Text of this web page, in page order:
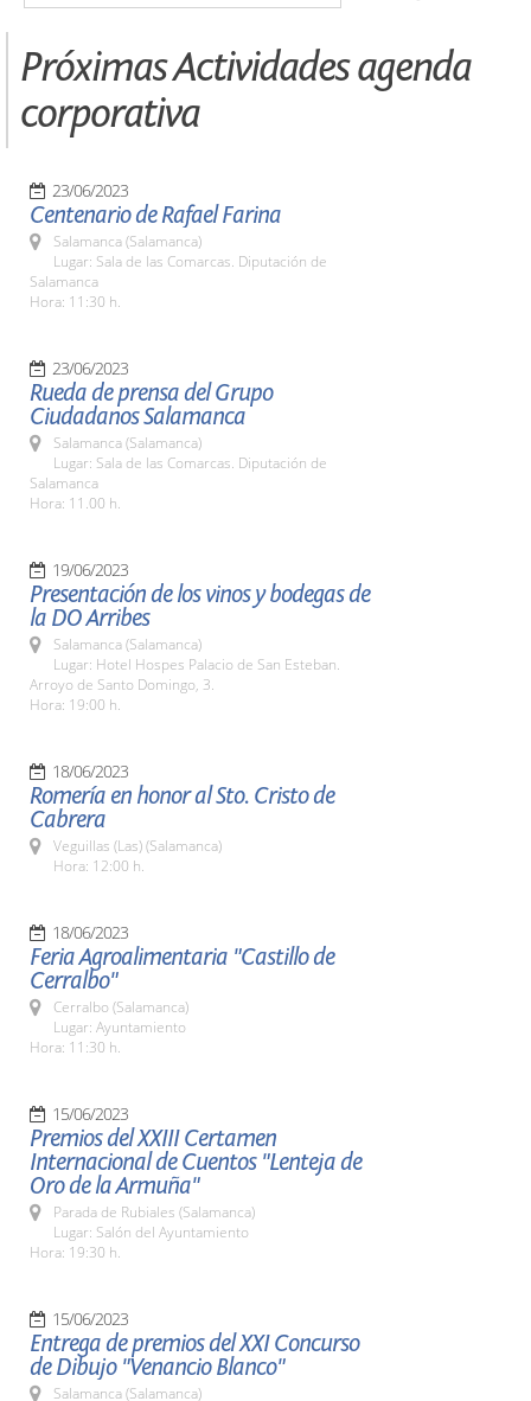
Próximas Actividades agenda
corporativa
23/06/2023
Centenario de Rafael Farina
Salamanca (Salamanca)
Lugar: Sala de las Comarcas. Diputación de
Salamanca
Hora: 11:30 h.
23/06/2023
Rueda de prensa del Grupo
Ciudadanos Salamanca
Salamanca (Salamanca)
Lugar: Sala de las Comarcas. Diputación de
Salamanca
Hora: 11.00 h.
19/06/2023
Presentación de los vinos y bodegas de
la DO Arribes
Salamanca (Salamanca)
Lugar: Hotel Hospes Palacio de San Esteban.
Arroyo de Santo Domingo, 3.
Hora: 19:00 h.
18/06/2023
Romería en honor al Sto. Cristo de
Cabrera
Veguillas (Las) (Salamanca)
Hora: 12:00 h.
18/06/2023
Feria Agroalimentaria "Castillo de
Cerralbo"
Cerralbo (Salamanca)
Lugar: Ayuntamiento
Hora: 11:30 h.
15/06/2023
Premios del XXIII Certamen
Internacional de Cuentos "Lenteja de
Oro de la Armuña"
Parada de Rubiales (Salamanca)
Lugar: Salón del Ayuntamiento
Hora: 19:30 h.
15/06/2023
Entrega de premios del XXI Concurso
de Dibujo "Venancio Blanco"
Salamanca (Salamanca)